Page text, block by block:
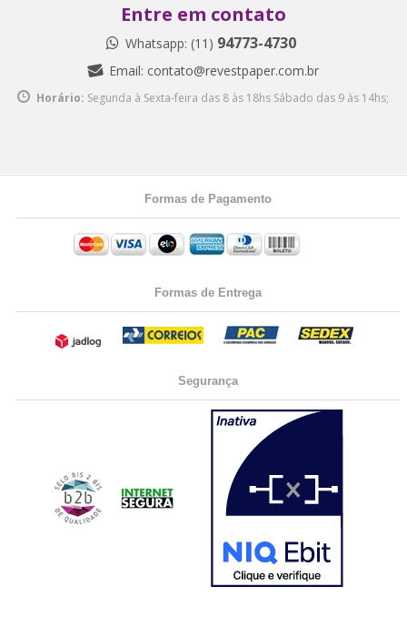
Entre em contato
Whatsapp: (11) 94773-4730
Email: contato@revestpaper.com.br
Horário: Segunda à Sexta-feira das 8 às 18hs Sábado das 9 às 14hs;
Formas de Pagamento
Formas de Entrega
Segurança